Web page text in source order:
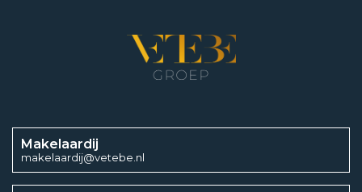
Makelaardij
makelaardij@vetebe.nl